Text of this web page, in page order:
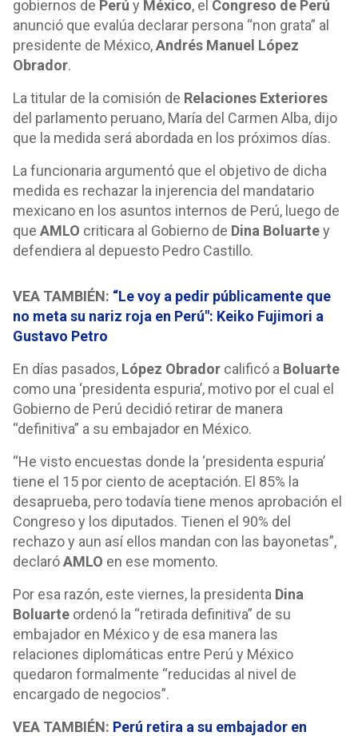
gobiernos de Perú y México, el Congreso de Perú
anunció que evalúa declarar persona “non grata” al
presidente de México,Andrés Manuel López
Obrador.
La titular de la comisión de Relaciones Exteriores
del parlamento peruano, María del Carmen Alba, dijo
que la medida será abordada en los próximos días.
La funcionaria argumentó que el objetivo de dicha
medida es rechazar la injerencia del mandatario
mexicano en los asuntos internos de Perú, luego de
que AMLO criticara al Gobierno de Dina Boluartey
defendiera al depuesto Pedro Castillo.
VEA TAMBIÉN: “Le voy a pedir públicamente que
no meta su nariz roja en Perú": Keiko Fujimori a
Gustavo Petro
En días pasados, López Obrador calificó a Boluarte
como una ‘presidenta espuria’, motivo por el cual el
Gobierno de Perú decidió retirar de manera
“definitiva” a su embajador en México.
“He visto encuestas donde la ‘presidenta espuria’
tiene el 15 por ciento de aceptación. El 85% la
desaprueba, pero todavía tiene menos aprobación el
Congreso y los diputados. Tienen el 90% del
rechazo y aun así ellos mandan con las bayonetas”,
declaróAMLO en ese momento.
Por esa razón, este viernes, la presidenta Dina
Boluarte ordenó la “retirada definitiva” de su
embajador en México y de esa manera las
relaciones diplomáticas entre Perú y México
quedaron formalmente “reducidas al nivel de
encargado de negocios”.
VEA TAMBIÉN: Perú retira a su embajador en